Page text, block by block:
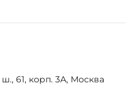
61, корп. 3А, Москва